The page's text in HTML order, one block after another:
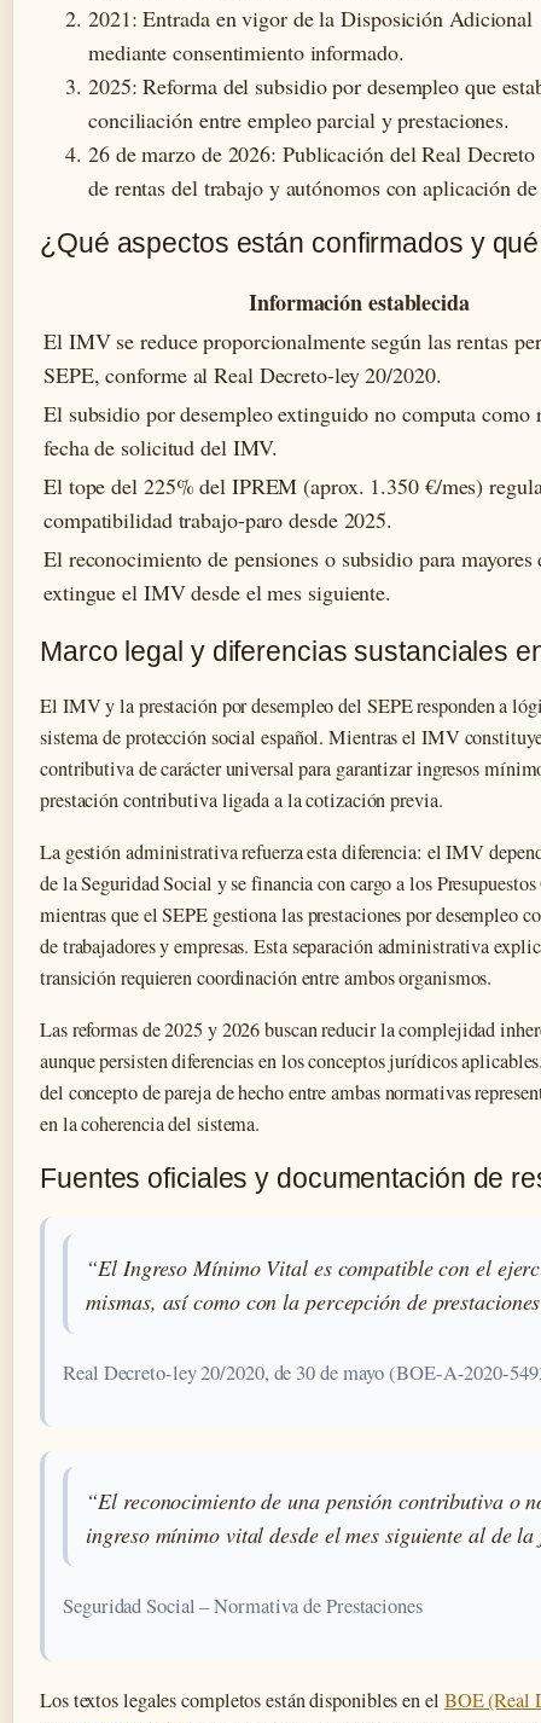
2021: Entrada en vigor de la Disposición
mediante consentimiento informado.
2025: Reforma del subsidio por desempleo que
conciliación entre empleo parcial y prestaciones.
26 de marzo de 2026: Publicación del Real
de rentas del trabajo y autónomos con aplicación
¿Qué aspectos están confirmados y
Información establecida
El IMV se reduce proporcionalmente según las rentas
SEPE, conforme al Real Decreto-ley 20/2020.
El subsidio por desempleo extinguido no computa como
fecha de solicitud del IMV.
El tope del 225% del IPREM (aprox. 1.350 €/mes)
compatibilidad trabajo-paro desde 2025.
El reconocimiento de pensiones o subsidio para mayores
extingue el IMV desde el mes siguiente.
Marco legal y diferencias sustanciales
El IMV y la prestación por desempleo del SEPE responden a
sistema de protección social español. Mientras el IMV
contributiva de carácter universal para garantizar ingresos
prestación contributiva ligada a la cotización previa.
La gestión administrativa refuerza esta diferencia: el IMV
de la Seguridad Social y se financia con cargo a los
mientras que el SEPE gestiona las prestaciones por desempleo
de trabajadores y empresas. Esta separación administrativa
transición requieren coordinación entre ambos organismos.
Las reformas de 2025 y 2026 buscan reducir la complejidad
aunque persisten diferencias en los conceptos jurídicos
del concepto de pareja de hecho entre ambas normativas
en la coherencia del sistema.
Fuentes oficiales y documentación de
“El Ingreso Mínimo Vital es compatible con el
mismas, así como con la percepción de
Real Decreto-ley 20/2020, de 30 de mayo (BOE-A-2020-
“El reconocimiento de una pensión contributiva o
ingreso mínimo vital desde el mes siguiente al de
Seguridad Social – Normativa de Prestaciones
Los textos legales completos están disponibles en el BOE (Real